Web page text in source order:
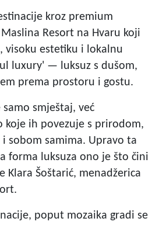
kroz premium
Resort na Hvaru koji
visoku estetiku i lokalnu
luxury' — luksuz s dušom,
prema prostoru i gostu.
smještaj, već
koje ih povezuje s prirodom,
sobom samima. Upravo ta
forma luksuza ono je što čini
Klara Šoštarić, menadžerica
poput mozaika gradi se